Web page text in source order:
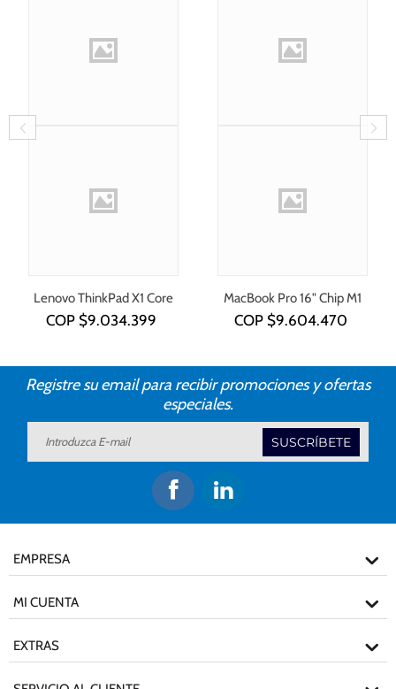
Lenovo ThinkPad X1 Core
i7-1355U
COP $9.034.399
MacBook Pro 16" Chip M1
COP $9.604.470
Registre su email para recibir promociones y ofertas
especiales.
SUSCRÍBETE
EMPRESA
MI CUENTA
EXTRAS